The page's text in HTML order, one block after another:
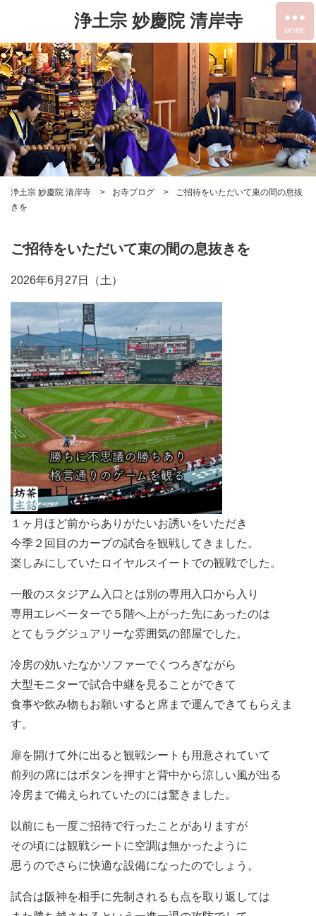
浄土宗 妙慶院 清岸寺
浄土宗 妙慶院 清岸寺 お寺ブログ
ご招待をいただいて束の間の息抜
きを
ご招待をいただいて束の間の息抜きを
2026年6月27日（土）
１ヶ月ほど前からありがたいお誘いをいただき
今季２回目のカープの試合を観戦してきました。
楽しみにしていたロイヤルスイートでの観戦でした。
一般のスタジアム入口とは別の専用入口から入り
専用エレベーターで５階へ上がった先にあったのは
とてもラグジュアリーな雰囲気の部屋でした。
冷房の効いたなかソファーでくつろぎながら
大型モニターで試合中継を見ることができて
食事や飲み物もお願いすると席まで運んできてもらえま
す。
扉を開けて外に出ると観戦シートも用意されていて
前列の席にはボタンを押すと背中から涼しい風が出る
冷房まで備えられていたのには驚きました。
以前にも一度ご招待で行ったことがありますが
その頃には観戦シートに空調は無かったように
思うのでさらに快適な設備になったのでしょう。
試合は阪神を相手に先制されるも点を取り返しては